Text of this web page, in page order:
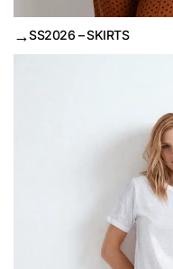
→SS2026 – SKIRTS